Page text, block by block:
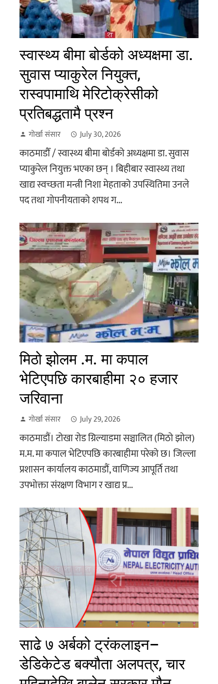
स्वास्थ्य बीमा बोर्डको अध्यक्षमा डा.
सुवास प्याकुरेल नियुक्त,
रास्वपामाथि मेरिटोक्रेसीको
प्रतिबद्धतामै प्रश्न
गोर्खा संसार July 30, 2026
काठमाडौँ / स्वास्थ्य बीमा बोर्डको अध्यक्षमा डा. सुवास
प्याकुरेल नियुक्त भएका छन् । बिहीबार स्वास्थ्य तथा
खाद्य स्वच्छता मन्त्री निशा मेहताको उपस्थितिमा उनले
पद तथा गोपनीयताको शपथ ग...
मिठो झोलम .म. मा कपाल
भेटिएपछि कारबाहीमा २० हजार
जरिवाना
गोर्खा संसार July 29, 2026
काठमाडौं। टोखा रोड ग्रिल्याडमा सञ्चालित (मिठो झोल)
म.म. मा कपाल भेटिएपछि कारबाहीमा परेको छ। जिल्ला
प्रशासन कार्यालय काठमाडौं, वाणिज्य आपूर्ति तथा
उपभोक्ता संरक्षण विभाग र खाद्य प्र...
साढे ७ अर्बको ट्रंकलाइन–
डेडिकेटेड बक्यौता अलपत्र, चार